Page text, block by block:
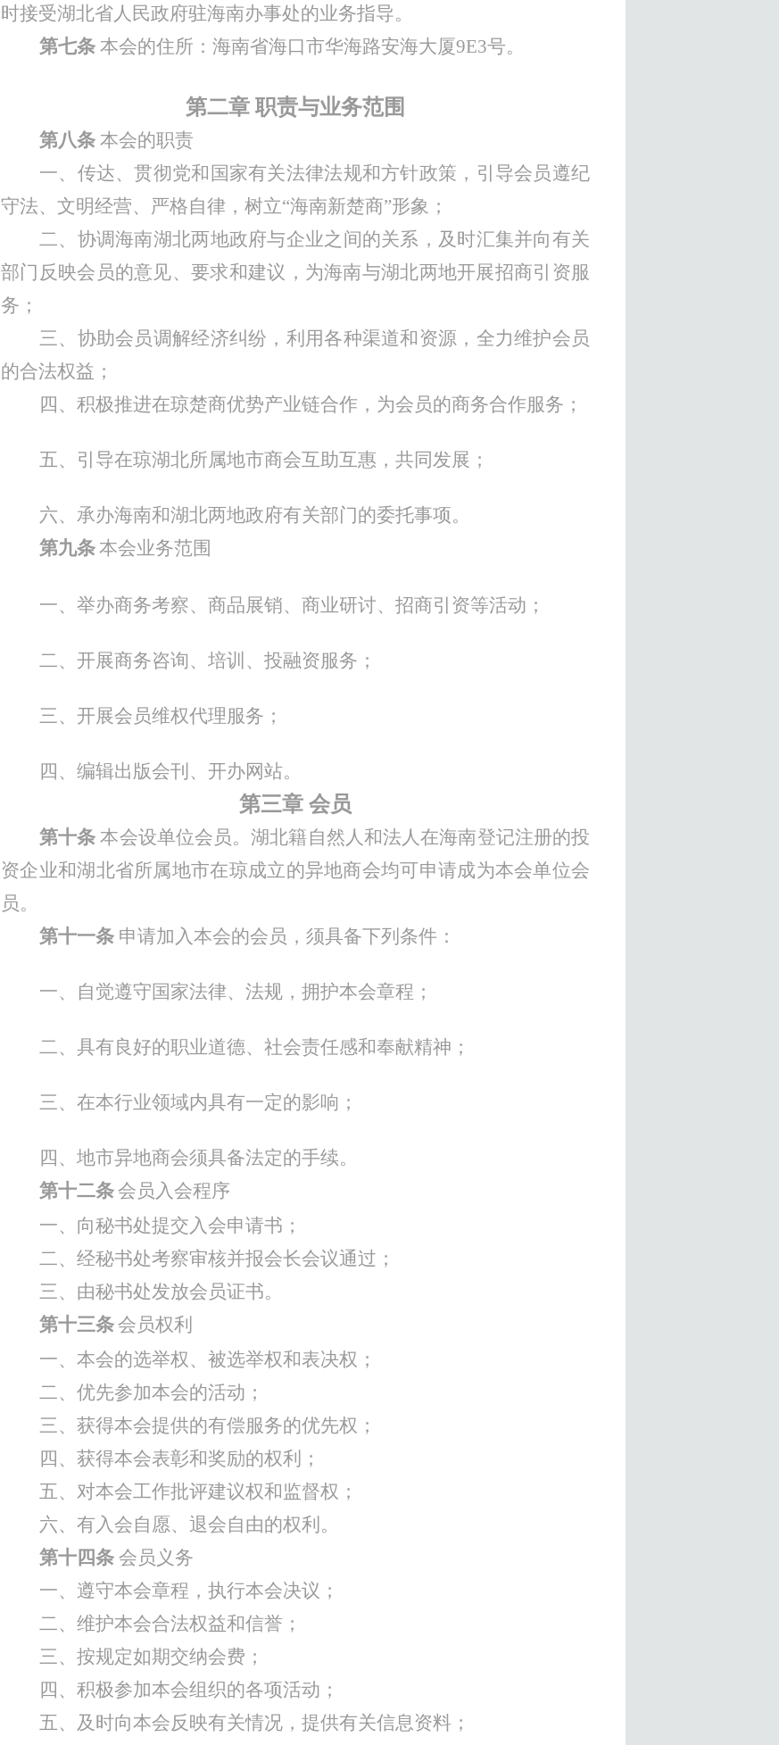
时接受湖北省人民政府驻海南办事处的业务指导。
第七条 本会的住所：海南省海口市华海路安海大厦9E3号。
第二章 职责与业务范围
第八条 本会的职责
一、传达、贯彻党和国家有关法律法规和方针政策，引导会员遵纪
守法、文明经营、严格自律，树立“海南新楚商”形象；
二、协调海南湖北两地政府与企业之间的关系，及时汇集并向有关
部门反映会员的意见、要求和建议，为海南与湖北两地开展招商引资服
务；
三、协助会员调解经济纠纷，利用各种渠道和资源，全力维护会员
的合法权益；
四、积极推进在琼楚商优势产业链合作，为会员的商务合作服务；
五、 引导在琼湖北所属地市商会互助互惠，共同发展；
六、 承办海南和湖北两地政府有关部门的委托事项。
第九条本会业务范围
一、举办商务考察、商品展销、商业研讨、招商引资等活动；
二、开展商务咨询、培训、投融资服务；
三、开展会员维权代理服务；
四、编辑出版会刊、开办网站。
第三章 会员
第十条 本会设单位会员。湖北籍自然人和法人在海南登记注册的投
资企业和湖北省所属地市在琼成立的异地商会均可申请成为本会单位会
员。
第十一条 申请加入本会的会员，须具备下列条件：
一、自觉遵守国家法律、法规，拥护本会章程；
二、具有良好的职业道德、社会责任感和奉献精神；
三、在本行业领域内具有一定的影响；
四、地市异地商会须具备法定的手续。
第十二条会员入会程序
一、向秘书处提交入会申请书；
二、经秘书处考察审核并报会长会议通过；
三、由秘书处发放会员证书。
第十三条会员权利
一、本会的选举权、被选举权和表决权；
二、优先参加本会的活动；
三、获得本会提供的有偿服务的优先权；
四、获得本会表彰和奖励的权利；
五、对本会工作批评建议权和监督权；
六、有入会自愿、退会自由的权利。
第十四条 会员义务
一、遵守本会章程，执行本会决议；
二、维护本会合法权益和信誉；
三、按规定如期交纳会费；
四、积极参加本会组织的各项活动；
五、及时向本会反映有关情况，提供有关信息资料；